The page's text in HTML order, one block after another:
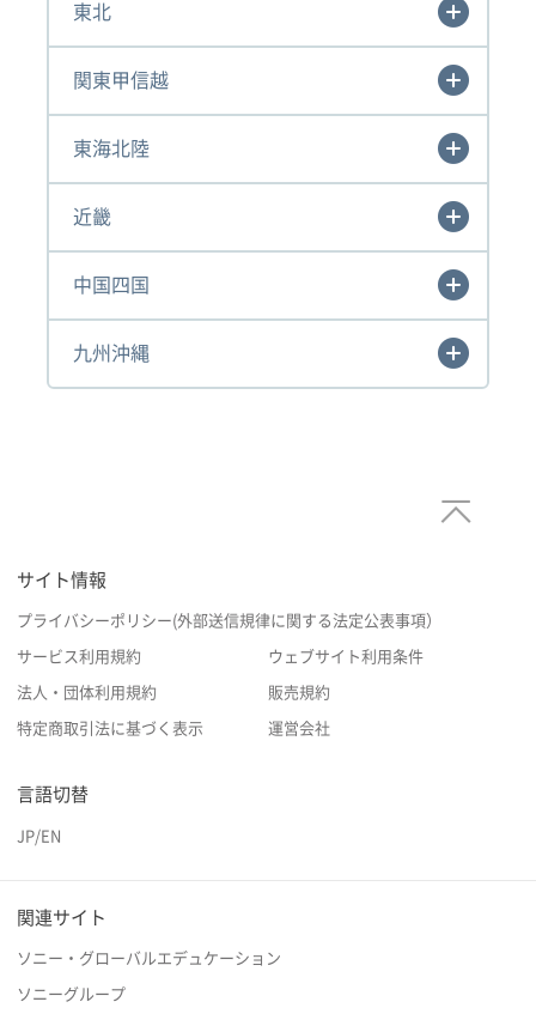
東北
関東甲信越
東海北陸
近畿
中国四国
九州沖縄
サイト情報
プライバシーポリシー(外部送信規律に関する法定公表事項）
サービス利用規約 ウェブサイト利用条件
法人・団体利用規約 販売規約
特定商取引法に基づく表示 運営会社
言語切替
JP/EN
関連サイト
ソニー・グローバルエデュケーション
ソニーグループ